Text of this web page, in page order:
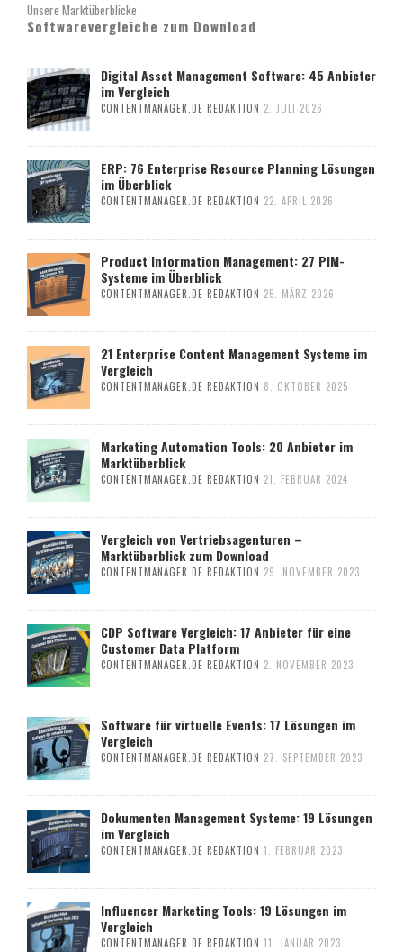
Unsere Marktüberblicke
Softwarevergleiche zum Download
Digital Asset Management Software: 45 Anbieter
im Vergleich
CONTENTMANAGER.DE REDAKTION 2. JULI 2026
ERP: 76 Enterprise Resource Planning Lösungen
im Überblick
CONTENTMANAGER.DE REDAKTION 22. APRIL 2026
Product Information Management: 27 PIM-
Systeme im Überblick
CONTENTMANAGER.DE REDAKTION 25. MÄRZ 2026
21 Enterprise Content Management Systeme im
Vergleich
CONTENTMANAGER.DE REDAKTION 8. OKTOBER 2025
Marketing Automation Tools: 20 Anbieter im
Marktüberblick
CONTENTMANAGER.DE REDAKTION 21. FEBRUAR 2024
Vergleich von Vertriebsagenturen –
Marktüberblick zum Download
CONTENTMANAGER.DE REDAKTION 29. NOVEMBER 2023
CDP Software Vergleich: 17 Anbieter für eine
Customer Data Platform
CONTENTMANAGER.DE REDAKTION 2. NOVEMBER 2023
Software für virtuelle Events: 17 Lösungen im
Vergleich
CONTENTMANAGER.DE REDAKTION 27. SEPTEMBER 2023
Dokumenten Management Systeme: 19 Lösungen
im Vergleich
CONTENTMANAGER.DE REDAKTION 1. FEBRUAR 2023
Influencer Marketing Tools: 19 Lösungen im
Vergleich
CONTENTMANAGER.DE REDAKTION 11. JANUAR 2023